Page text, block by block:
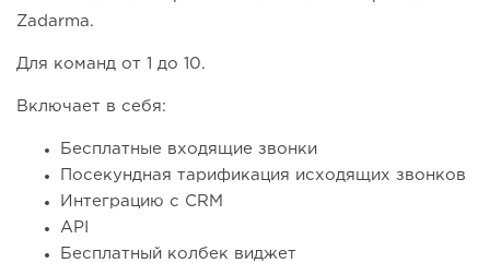
Zadarma.
Для команд от 1 до 10.
Включает в себя:
Бесплатные входящие звонки
Посекундная тарификация исходящих звонков
Интеграцию с CRM
API
Бесплатный колбек виджет